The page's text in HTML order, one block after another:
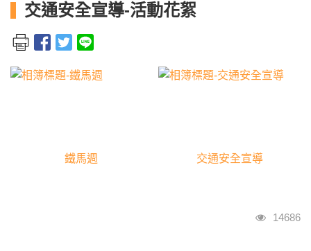
交通安全宣導-活動花絮
鐵馬週 交通安全宣導
瀏覽人次
14686